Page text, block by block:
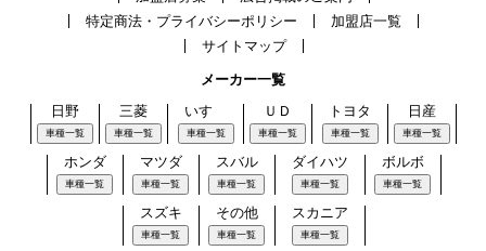
特定商法・プライバシーポリシー
加盟店一覧
サイトマップ
メーカー一覧
日野
車種一覧
三菱
車種一覧
いすゞ
車種一覧
ＵＤ
車種一覧
トヨタ
車種一覧
日産
車種一覧
ホンダ
車種一覧
マツダ
車種一覧
スバル
車種一覧
ダイハツ
車種一覧
ボルボ
車種一覧
スズキ
車種一覧
その他
車種一覧
スカニア
車種一覧